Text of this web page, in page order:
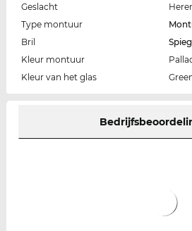
Geslacht
Type montuur
Bril
Kleur montuur
Kleur van het glas